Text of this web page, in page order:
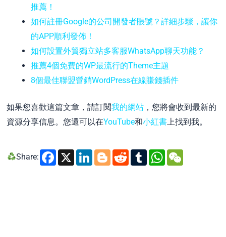
推薦！
如何註冊Google的公司開發者賬號？詳細步驟，讓你
的APP順利發佈！
如何設置外貿獨立站多客服WhatsApp聊天功能？
推薦4個免費的WP最流行的Theme主題
8個最佳聯盟營銷WordPress在線賺錢插件
如果您喜歡這篇文章，請訂閱我的網站 ，您將會收到最新的
資源分享信息。您還可以在YouTube和小紅書上找到我。
Share: Facebook
X LinkedIn
Blogger
Reddit
Tumblr